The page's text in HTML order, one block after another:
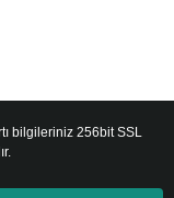
bilgileriniz 256bit SSL